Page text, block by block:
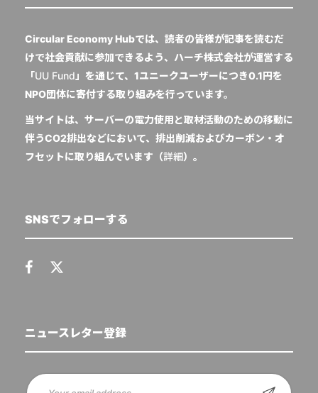
Circular Economy Hubでは、読者の皆様が記事を読むだ
けで社会貢献に参加できるよう、ハーチ株式会社が運営する
「UU Fund」を通じて、1ユニークユーザーにつき0.1円を
NPO団体に寄付する取り組みを行っています。
当サイトは、サーバーの電力使用と取材活動のための移動に
伴うCO2排出などにおいて、排出削減およびカーボン・オ
フセットに取り組んでいます（詳細）。
SNSでフォローする
ニュースレター登録